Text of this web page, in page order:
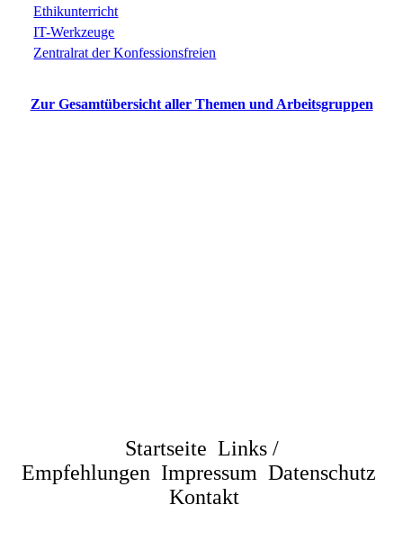
Ethikunterricht
IT-Werkzeuge
Zentralrat der Konfessionsfreien
Zur Gesamtübersicht aller Themen und Arbeitsgruppen
Startseite Links /
Empfehlungen Impressum Datenschutz
Kontakt